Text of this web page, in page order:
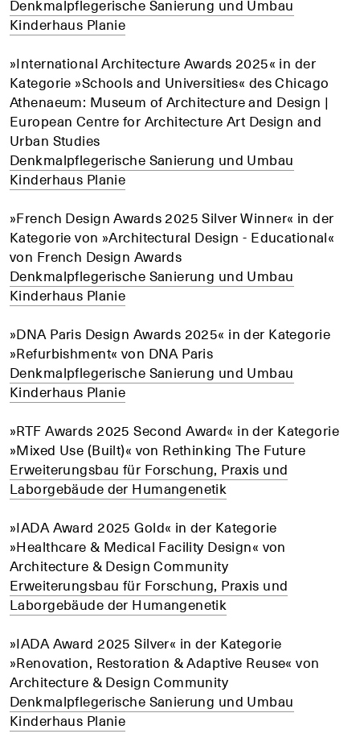
Denkmalpflegerische Sanierung und Umbau
Kinderhaus Planie
»International Architecture Awards 2025« in der
Kategorie »Schools and Universities« des Chicago
Athenaeum: Museum of Architecture and Design |
European Centre for Architecture Art Design and
Urban Studies
Denkmalpflegerische Sanierung und Umbau
Kinderhaus Planie
»French Design Awards 2025 Silver Winner« in der
Kategorie von »Architectural Design - Educational«
von French Design Awards
Denkmalpflegerische Sanierung und Umbau
Kinderhaus Planie
»DNA Paris Design Awards 2025« in der Kategorie
»Refurbishment« von DNA Paris
Denkmalpflegerische Sanierung und Umbau
Kinderhaus Planie
»RTF Awards 2025 Second Award« in der Kategorie
»Mixed Use (Built)« von Rethinking The Future
Erweiterungsbau für Forschung, Praxis und
Laborgebäude der Humangenetik
»IADA Award 2025 Gold« in der Kategorie
»Healthcare & Medical Facility Design« von
Architecture & Design Community
Erweiterungsbau für Forschung, Praxis und
Laborgebäude der Humangenetik
»IADA Award 2025 Silver« in der Kategorie
»Renovation, Restoration & Adaptive Reuse« von
Architecture & Design Community
Denkmalpflegerische Sanierung und Umbau
Kinderhaus Planie